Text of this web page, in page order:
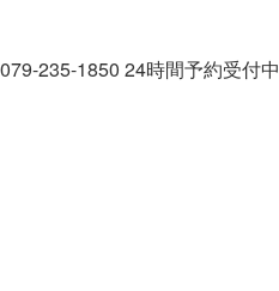
079-235-1850 24時間予約受付中